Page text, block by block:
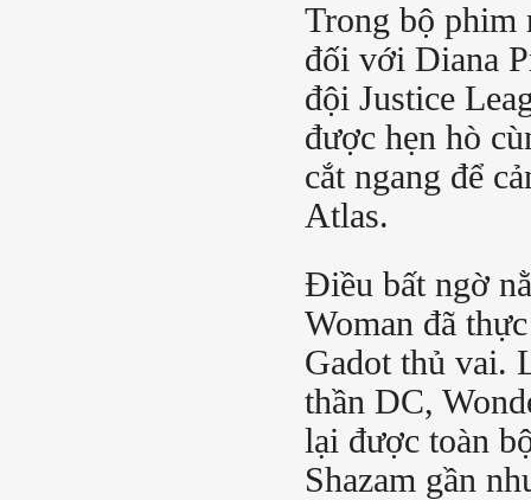
Trong bộ phim
đối với Diana
đội Justice
được hẹn hò
cắt ngang để
Atlas.
Điều bất ngờ
Woman đã
Gadot thủ vai.
thần DC,
lại được toàn
Shazam gần